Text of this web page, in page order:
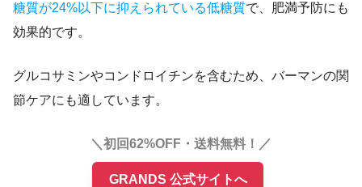
糖質が24%以下に抑えられている低糖質で、肥満予防にも
効果的です。
グルコサミンやコンドロイチンを含むため、バーマンの関
節ケアにも適しています。
＼初回62%OFF・送料無料！／
GRANDS 公式サイトへ